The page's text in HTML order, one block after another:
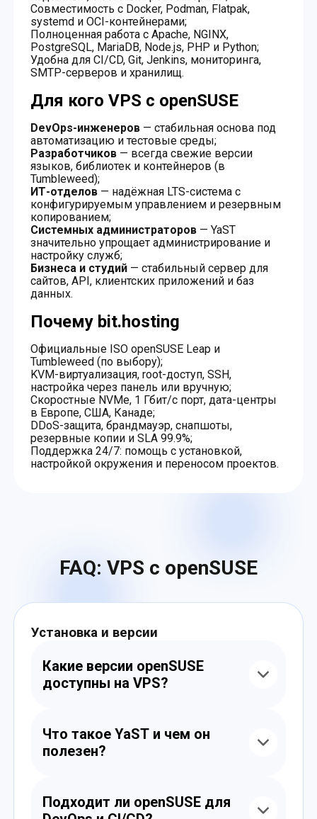
Совместимость с Docker, Podman, Flatpak,
systemd и OCI-контейнерами;
Полноценная работа с Apache, NGINX,
PostgreSQL, MariaDB, Node.js, PHP и Python;
Удобна для CI/CD, Git, Jenkins, мониторинга,
SMTP-серверов и хранилищ.
Для кого VPS с openSUSE
DevOps-инженеров — стабильная основа под
автоматизацию и тестовые среды;
Разработчиков — всегда свежие версии
языков, библиотек и контейнеров (в
Tumbleweed);
ИТ-отделов — надёжная LTS-система с
конфигурируемым управлением и резервным
копированием;
Системных администраторов — YaST
значительно упрощает администрирование и
настройку служб;
Бизнеса и студий — стабильный сервер для
сайтов, API, клиентских приложений и баз
данных.
Почему bit.hosting
Официальные ISO openSUSE Leap и
Tumbleweed (по выбору);
KVM-виртуализация, root-доступ, SSH,
настройка через панель или вручную;
Скоростные NVMe, 1 Гбит/с порт, дата-центры
в Европе, США, Канаде;
DDoS-защита, брандмауэр, снапшоты,
резервные копии и SLA 99.9%;
Поддержка 24/7: помощь с установкой,
настройкой окружения и переносом проектов.
FAQ: VPS с openSUSE
Установка и версии
Какие версии openSUSE
доступны на VPS?
или Tumbleweed (rolling). Установка
возможна автоматически или вручную
через ISO/VNC.
Что такое YaST и чем он
полезен?
управления сервером: настройка сети,
firewall, пользователей, служб, разделов и
Подходит ли openSUSE для